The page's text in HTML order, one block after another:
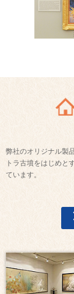
弊社のオリジナル製
トラ古墳をはじめと
ています。